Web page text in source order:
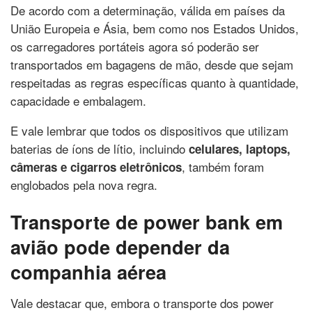
De acordo com a determinação, válida em países da
União Europeia e Ásia, bem como nos Estados Unidos,
os carregadores portáteis agora só poderão ser
transportados em bagagens de mão, desde que sejam
respeitadas as regras específicas quanto à quantidade,
capacidade e embalagem.
E vale lembrar que todos os dispositivos que utilizam
baterias de íons de lítio, incluindo celulares, laptops,
câmeras e cigarros eletrônicos, também foram
englobados pela nova regra.
Transporte de power bank em
avião pode depender da
companhia aérea
Vale destacar que, embora o transporte dos power